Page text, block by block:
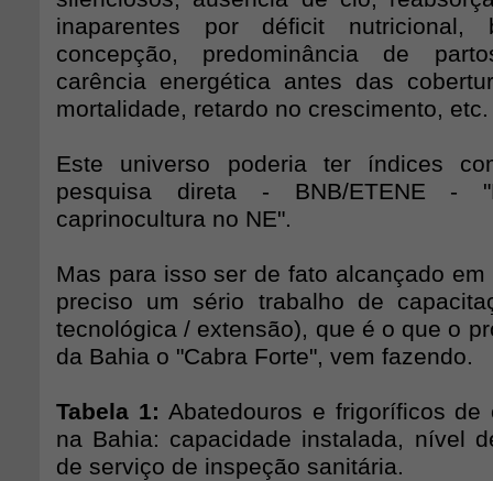
inaparentes por déficit
concepção, predominância de
carência energética antes das
mortalidade, retardo no crescimento, etc.
Este universo poderia ter índices
pesquisa direta - BNB/ETENE -
caprinocultura no NE".
Mas para isso ser de fato alcançado
preciso um sério trabalho de
tecnológica / extensão), que é o que o
da Bahia o "Cabra Forte", vem fazendo.
Tabela 1: Abatedouros e frigoríficos de
na Bahia: capacidade instalada, nível
de serviço de inspeção sanitária.